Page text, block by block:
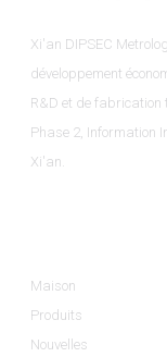
Xi'an DIPSEC
développement
R&D et de fabrication
Phase 2, Information
Xi'an.
Maison
Produits
Nouvelles